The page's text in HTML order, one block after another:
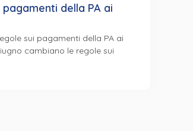
della PA ai
sui pagamenti della PA ai
cambiano le regole sui